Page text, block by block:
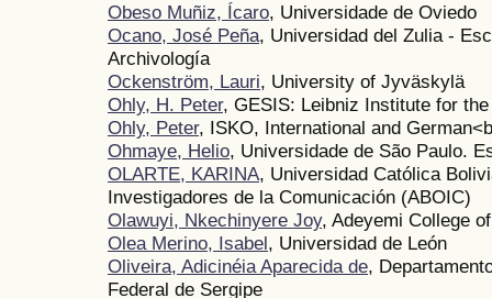
Obeso Muñiz, Ícaro, Universidade de Oviedo
Ocano, José Peña, Universidad del Zulia -
Archivología
Ockenström, Lauri, University of Jyväskylä
Ohly, H. Peter, GESIS: Leibniz Institute for
Ohly, Peter, ISKO, International and
Ohmaye, Helio, Universidade de São Paulo.
OLARTE, KARINA, Universidad Católica
Investigadores de la Comunicación (ABOIC)
Olawuyi, Nkechinyere Joy, Adeyemi College
Olea Merino, Isabel, Universidad de León
Oliveira, Adicinéia Aparecida de,
Federal de Sergipe